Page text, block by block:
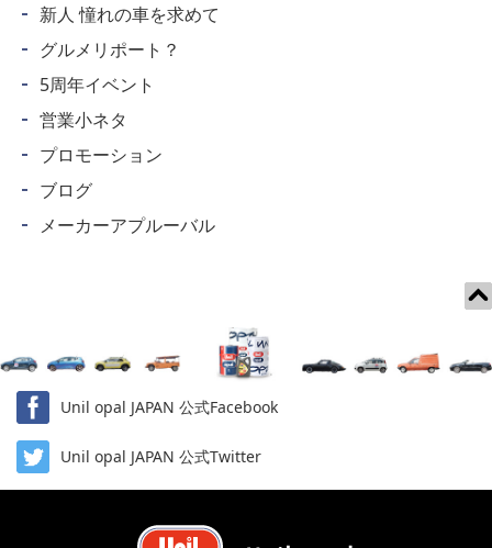
新人 憧れの車を求めて
グルメリポート？
5周年イベント
営業小ネタ
プロモーション
ブログ
メーカーアプルーバル
Unil opal JAPAN 公式Facebook
Unil opal JAPAN 公式Twitter